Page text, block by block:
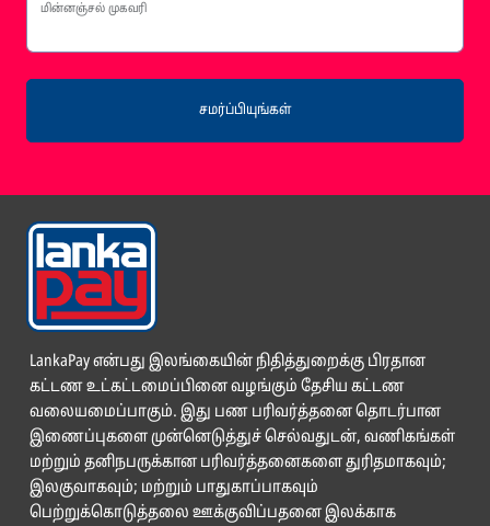
மின்னஞ்சல் முகவரி
சமர்ப்பியுங்கள்
LankaPay என்பது இலங்கையின் நிதித்துறைக்கு பிரதான
கட்டண உட்கட்டமைப்பினை வழங்கும் தேசிய கட்டண
வலையமைப்பாகும். இது பண பரிவர்த்தனை தொடர்பான
இணைப்புகளை முன்னெடுத்துச் செல்வதுடன், வணிகங்கள்
மற்றும் தனிநபருக்கான பரிவர்த்தனைகளை துரிதமாகவும்;
இலகுவாகவும்; மற்றும் பாதுகாப்பாகவும்
பெற்றுக்கொடுத்தலை ஊக்குவிப்பதனை இலக்காக